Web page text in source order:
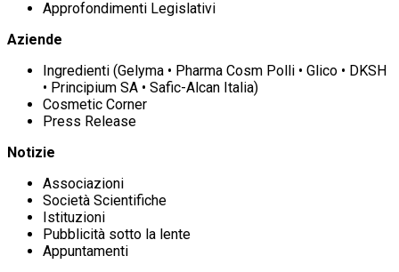
Approfondimenti Legislativi
Aziende
Ingredienti (Gelyma • Pharma Cosm Polli • Glico • DKSH
• Principium SA • Safic-Alcan Italia)
Cosmetic Corner
Press Release
Notizie
Associazioni
Società Scientifiche
Istituzioni
Pubblicità sotto la lente
Appuntamenti